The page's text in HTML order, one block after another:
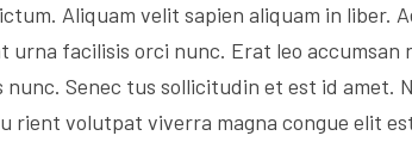
Aliquam velit sapien aliquam in liber.
urna facilisis orci nunc. Erat leo
Senec tus sollicitudin et est id amet.
rient volutpat viverra magna congue elit